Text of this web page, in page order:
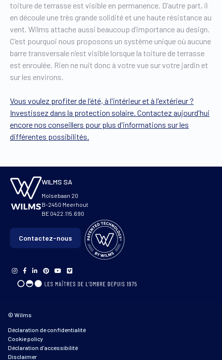
toiture de terrasse est visible en permanence. D’autre part, il
en découle une très grande solidité et une haute résistance au
vent. Wilms attache aussi beaucoup d’importance au design.
C’est pourquoi nous proposons un système unique où aucune
barre transversale n’est visible lorsque la toiture de terrasse
est enroulée. Rien ne nuit donc à votre vue sur votre jardin et
sur les environs.
Vous voulez profiter de l'été, à l'intérieur et à l'extérieur ?
Investissez dans la protection solaire. Contactez aujourd'hui
encore nos conseillers pour plus d'informations sur les
différentes possibilités.
WILMS SA
Molsebaan 20
B-2450 Meerhout
BE 0422.115.690
Contactez-nous
© Wilms
Déclaration de confidentialité
Cookie policy
Déclaration d'accessibilité
Disclaimer